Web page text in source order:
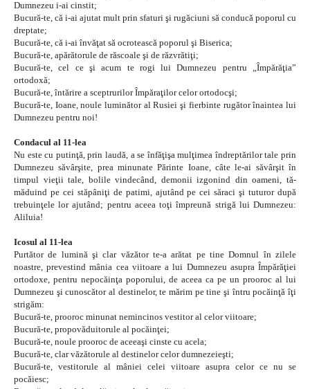
Dumnezeu i-ai cinstit;
Bucură-te, că i-ai ajutat mult prin sfaturi şi rugăciuni să conducă poporul cu
dreptate;
Bucură-te, că i-ai învăţat să ocrotească poporul şi Biserica;
Bucură-te, apărătorule de răscoale şi de răzvrătiţi;
Bucură-te, cel ce şi acum te rogi lui Dumnezeu pentru „Împărăţia”
ortodoxă;
Bucură-te, întărire a sceptrurilor Împăraţilor celor ortodocşi;
Bucură-te, Ioane, noule luminător al Rusiei şi fierbinte rugător înaintea lui
Dumnezeu pentru noi!
Condacul al 11-lea
Nu este cu putinţă, prin laudă, a se înfăţişa mulţimea îndreptărilor tale prin
Dumnezeu săvârşite, prea minunate Părinte Ioane, câte le-ai săvârşit în
timpul vieţii tale, bolile vindecând, demonii izgonind din oameni, tă-
măduind pe cei stăpâniţi de patimi, ajutând pe cei săraci şi tuturor după
trebuinţele lor ajutând; pentru aceea toţi împreună strigă lui Dumnezeu:
Aliluia!
Icosul al 11-lea
Purtător de lumină şi clar văzător te-a arătat pe tine Domnul în zilele
noastre, prevestind mânia cea viitoare a lui Dumnezeu asupra Împărăţiei
ortodoxe, pentru nepocăinţa poporului, de aceea ca pe un prooroc al lui
Dumnezeu şi cunoscător al destinelor, te mărim pe tine şi întru pocăinţă îţi
strigăm:
Bucură-te, prooroc minunat nemincinos vestitor al celor viitoare;
Bucură-te, propovăduitorule al pocăinţei;
Bucură-te, noule prooroc de aceeaşi cinste cu acela;
Bucură-te, clar văzătorule al destinelor celor dumnezeieşti;
Bucură-te, vestitorule al mâniei celei viitoare asupra celor ce nu se
pocăiesc;